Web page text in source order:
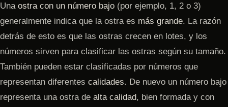
Una ostra con un número bajo (por ejemplo, 1, 2 o 3)
generalmente indica que la ostra es más grande. La razón
detrás de esto es que las ostras crecen en lotes, y los
números sirven para clasificar las ostras según su tamaño.
También pueden estar clasificadas por números que
representan diferentes calidades. De nuevo un número bajo
representa una ostra de alta calidad, bien formada y con